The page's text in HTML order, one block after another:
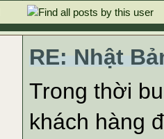
RE: Nhật
Trong thời
khách hàng